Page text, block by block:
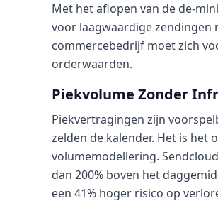
Met het aflopen van de de-
voor laagwaardige zendingen
commercebedrijf moet zich
orderwaarden.
Piekvolume Zonder
Piekvertragingen zijn
zelden de kalender. Het is het
volumemodellering.
dan 200% boven het
een 41% hoger risico op